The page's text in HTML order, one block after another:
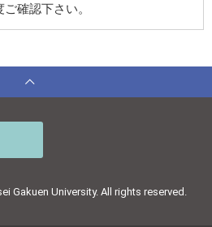
確認下さい。
Gakuen University. All rights reserved.